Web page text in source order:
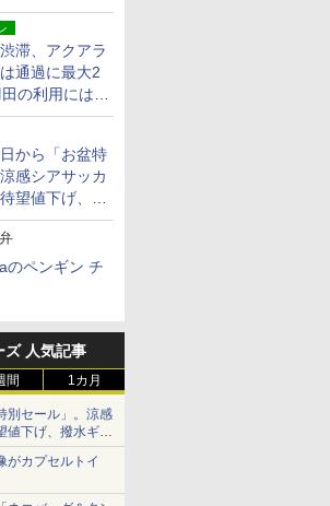
滞、アクアラ
通過に最大2
の利用には
の利用検討を
から「お盆特
感シアサッカ
望値下げ、撥
は1990円に
のペンギン チ
人気記事
間 1カ月
別セール」。涼感
値下げ、撥水ギア
がカプセルトイ